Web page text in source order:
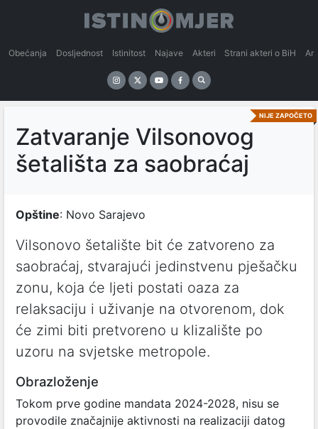
Obećanja Dosljednost Istinitost Najave Akteri Strani akteri o BiH
NIJE ZAPOČETO
Zatvaranje Vilsonovog
šetališta za saobraćaj
Opštine: Novo Sarajevo
Vilsonovo šetalište bit će zatvoreno za
saobraćaj, stvarajući jedinstvenu pješačku
zonu, koja će ljeti postati oaza za
relaksaciju i uživanje na otvorenom, dok
će zimi biti pretvoreno u klizalište po
uzoru na svjetske metropole.
Obrazloženje
Tokom prve godine mandata 2024-2028, nisu se
provodile značajnije aktivnosti na realizaciji datog